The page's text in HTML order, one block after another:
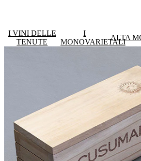
I VINI DELLE
TENUTE
I
MONOVARIETALI
ALTA